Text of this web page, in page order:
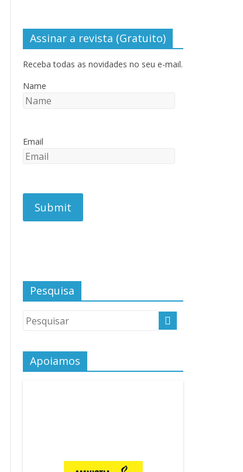
Assinar a revista (Gratuito)
Receba todas as novidades no seu e-mail.
Name
Email
Pesquisa
Apoiamos